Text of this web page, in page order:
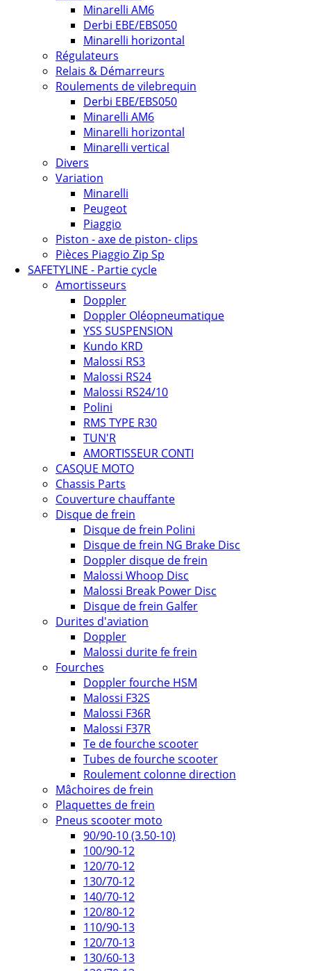
Minarelli AM6
Derbi EBE/EBS050
Minarelli horizontal
Régulateurs
Relais & Démarreurs
Roulements de vilebrequin
Derbi EBE/EBS050
Minarelli AM6
Minarelli horizontal
Minarelli vertical
Divers
Variation
Minarelli
Peugeot
Piaggio
Piston - axe de piston- clips
Pièces Piaggio Zip Sp
SAFETYLINE - Partie cycle
Amortisseurs
Doppler
Doppler Oléopneumatique
YSS SUSPENSION
Kundo KRD
Malossi RS3
Malossi RS24
Malossi RS24/10
Polini
RMS TYPE R30
TUN'R
AMORTISSEUR CONTI
CASQUE MOTO
Chassis Parts
Couverture chauffante
Disque de frein
Disque de frein Polini
Disque de frein NG Brake Disc
Doppler disque de frein
Malossi Whoop Disc
Malossi Break Power Disc
Disque de frein Galfer
Durites d'aviation
Doppler
Malossi durite fe frein
Fourches
Doppler fourche HSM
Malossi F32S
Malossi F36R
Malossi F37R
Te de fourche scooter
Tubes de fourche scooter
Roulement colonne direction
Mâchoires de frein
Plaquettes de frein
Pneus scooter moto
90/90-10 (3.50-10)
100/90-12
120/70-12
130/70-12
140/70-12
120/80-12
110/90-13
120/70-13
130/60-13